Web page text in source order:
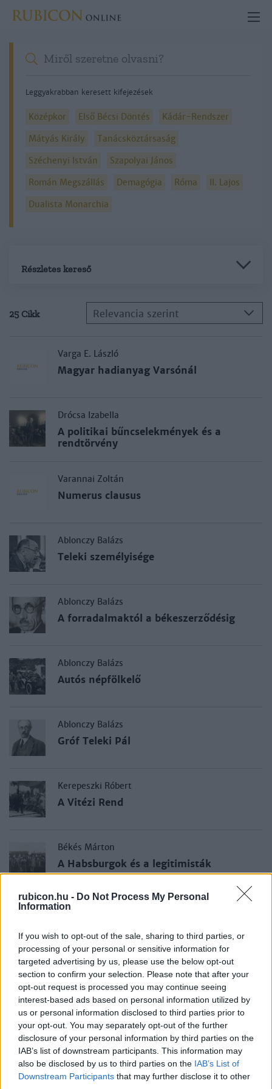
rubicon.hu - Do Not Process My Personal
Information
If you wish to opt-out of the sale, sharing to third parties, or
processing of your personal or sensitive information for
targeted advertising by us, please use the below opt-out
section to confirm your selection. Please note that after your
opt-out request is processed you may continue seeing
interest-based ads based on personal information utilized by
us or personal information disclosed to third parties prior to
your opt-out. You may separately opt-out of the further
disclosure of your personal information by third parties on the
IAB’s list of downstream participants. This information may
also be disclosed by us to third parties on the IAB’s List of
Downstream Participants that may further disclose it to other
Leggyakrabban keresett kifejezések
Középkor Első Bécsi Döntés
Kádár-Rendszer
Mátyás Király
Tanácsköztársaság
Széchenyi István
Szapolyai János
Román Megszállás
Demagógia Róma
II. Lajos
Dualista Monarchia
Részletes kereső
25 Cikk Relevancia szerint
Varga E. László
Magyar hadianyag Varsónál
Drócsa Izabella
A politikai bűncselekmények és a
rendtörvény
Varannai Zoltán
Numerus clausus
Ablonczy Balázs
Teleki személyisége
Ablonczy Balázs
A forradalmaktól a békeszerződésig
Ablonczy Balázs
Autós népfölkelő
Ablonczy Balázs
Gróf Teleki Pál
Kerepeszki Róbert
A Vitézi Rend
Békés Márton
A Habsburgok és a legitimisták
Paksa Rudolf
korszak első éveiben
Kerepeszki Róbert
A leventemozgalom
Sipos József
A Nagyatádi-féle földreform, 1920